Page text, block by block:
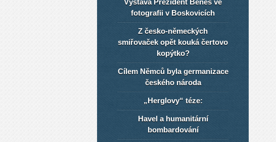
Výstava Prezident Beneš ve
fotografii v Boskovicích
Z česko-německých
smiřovaček opět kouká čertovo
kopýtko?
Cílem Němců byla germanizace
českého národa
„Herglovy“ téze:
Havel a humanitární
bombardování